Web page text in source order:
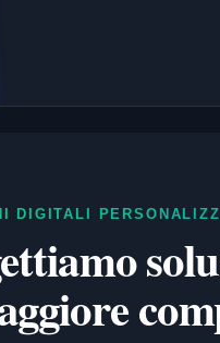
DIGITALI